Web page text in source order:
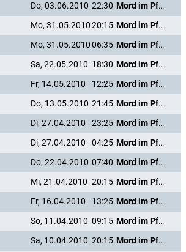
Do, 03.06.2010 22:30
Mord im Pfarrhaus
Mo, 31.05.201020:15
Mord im Pfarrhaus
Mo, 31.05.201006:35
Mord im Pfarrhaus
Sa, 22.05.2010 18:30
Mord im Pfarrhaus
Fr, 14.05.2010 12:25
Mord im Pfarrhaus
Do, 13.05.2010 21:45
Mord im Pfarrhaus
Di, 27.04.2010 23:25
Mord im Pfarrhaus
Di, 27.04.2010 04:25
Mord im Pfarrhaus
Do, 22.04.2010 07:40
Mord im Pfarrhaus
Mi, 21.04.2010 20:15
Mord im Pfarrhaus
Fr, 16.04.2010 13:25
Mord im Pfarrhaus
So, 11.04.2010 09:15
Mord im Pfarrhaus
Sa, 10.04.2010 20:15
Mord im Pfarrhaus